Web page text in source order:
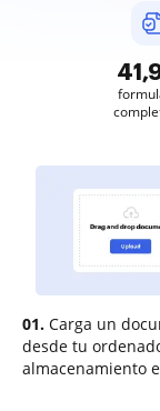
01. Carga un
desde tu
almacenamiento